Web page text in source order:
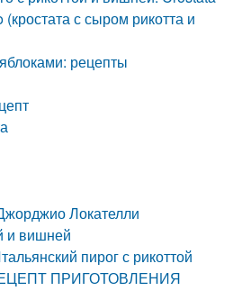
с сыром рикотта и
рецепты
Локателли
и вишней
пирог с рикоттой
ПРИГОТОВЛЕНИЯ